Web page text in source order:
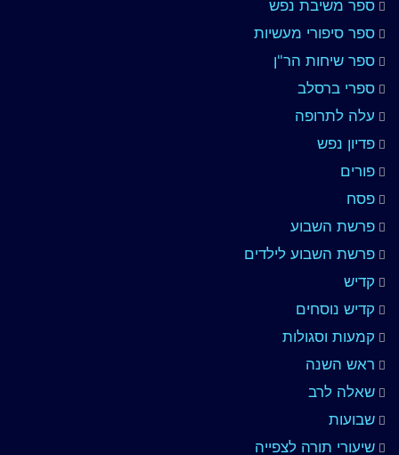
ספר משיבת נפש
ספר סיפורי מעשיות
ספר שיחות הר"ן
ספרי ברסלב
עלה לתרופה
פדיון נפש
פורים
פסח
פרשת השבוע
פרשת השבוע לילדים
קדיש
קדיש נוסחים
קמעות וסגולות
ראש השנה
שאלה לרב
שבועות
שיעורי תורה לצפייה